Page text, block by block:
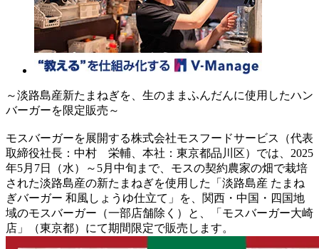
～淡路島産新たまねぎを、生のままふんだんに使用したハン
バーガーを限定販売～
モスバーガーを展開する株式会社モスフードサービス（代表
取締役社長：中村 栄輔、本社：東京都品川区）では、2025
年5月7日（水）～5月中旬まで、モスの契約農家の畑で栽培
された淡路島産の新たまねぎを使用した「淡路島産 たまね
ぎバーガー 和風しょうゆ仕立て」を、関西・中国・四国地
域のモスバーガー（一部店舗除く）と、「モスバーガー大崎
店」（東京都）にて期間限定で販売します。